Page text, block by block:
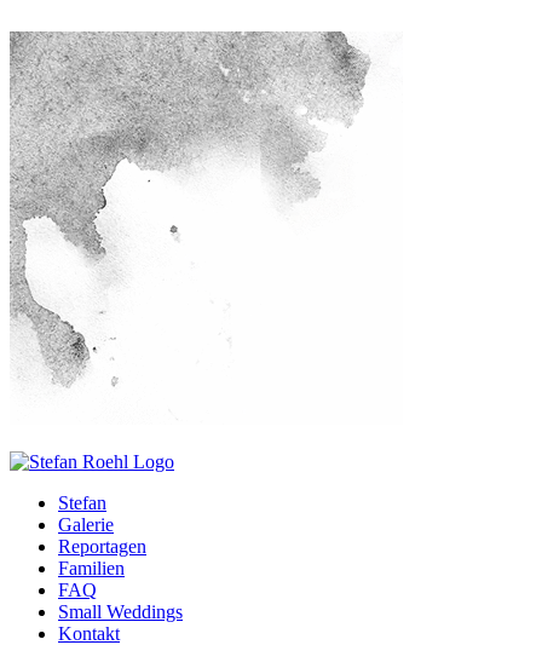
Stefan
Galerie
Reportagen
Familien
FAQ
Small Weddings
Kontakt